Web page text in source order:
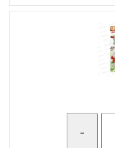
-